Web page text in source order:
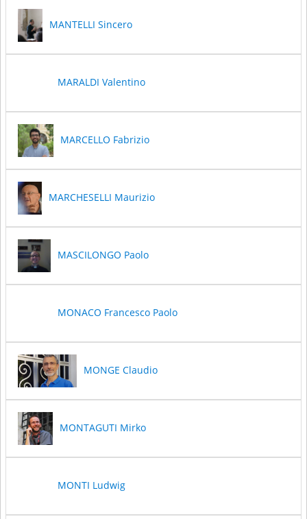
MANTELLI Sincero
MARALDI Valentino
MARCELLO Fabrizio
MARCHESELLI Maurizio
MASCILONGO Paolo
MONACO Francesco Paolo
MONGE Claudio
MONTAGUTI Mirko
MONTI Ludwig